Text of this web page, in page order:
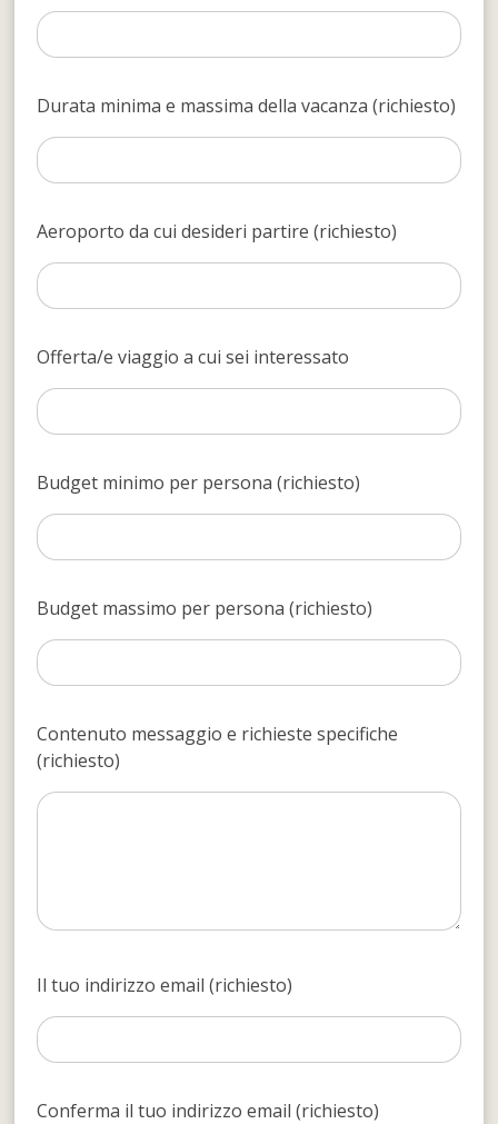
Durata minima e massima della vacanza (richiesto)
Aeroporto da cui desideri partire (richiesto)
Offerta/e viaggio a cui sei interessato
Budget minimo per persona (richiesto)
Budget massimo per persona (richiesto)
Contenuto messaggio e richieste specifiche
(richiesto)
Il tuo indirizzo email (richiesto)
Conferma il tuo indirizzo email (richiesto)